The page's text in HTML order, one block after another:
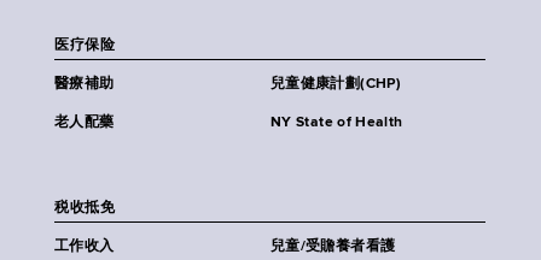
医疗保险
醫療補助 兒童健康計劃(CHP)
老人配藥 NY State of Health
税收抵免
工作收入 兒童/受贍養者看護